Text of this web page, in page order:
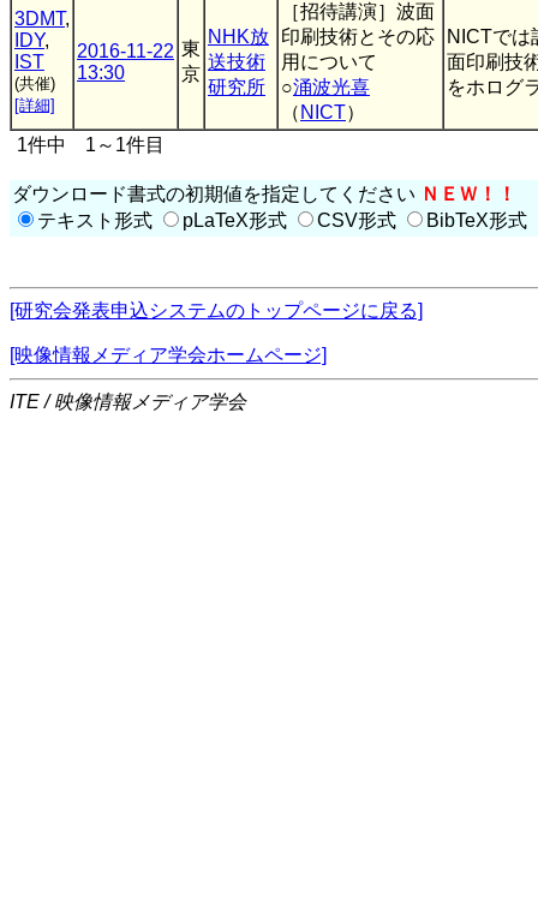
3DMT,
IDY,
IST
(共催)
[詳細]
2016-11-22
13:30
東
京
NHK放
送技術
研究所
［招待講演］波面
印刷技術とその応
用について
○涌波光喜
（ NICT）
NICTでは
面印刷技
をホログ
1件中 1～1件目
ダウンロード書式の初期値を指定してください ＮＥＷ！！
テキスト形式
pLaTeX形式 CSV形式 BibTeX形式
[研究会発表申込システムのトップページに戻る]
[映像情報メディア学会ホームページ]
ITE / 映像情報メディア学会